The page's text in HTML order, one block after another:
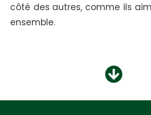
côté des autres, comme ils
ensemble.